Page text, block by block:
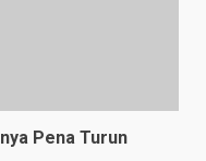
Pena Turun